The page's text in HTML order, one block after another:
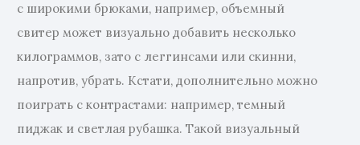
с широкими брюками, например, объемный
свитер может визуально добавить несколько
килограммов, зато с леггинсами или скинни,
напротив, убрать. Кстати, дополнительно можно
поиграть с контрастами: например, темный
пиджак и светлая рубашка. Такой визуальный